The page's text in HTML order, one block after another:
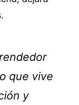
que vive
y